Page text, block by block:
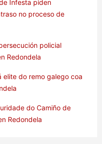
Infesta piden
no proceso de
policial
Redondela
elite do remo galego coa
do Camiño de
Redondela